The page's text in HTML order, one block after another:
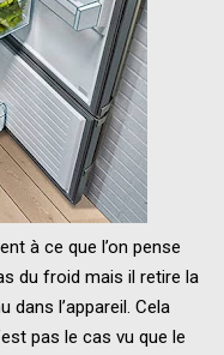
à ce que l’on pense
du froid mais il retire la
dans l’appareil. Cela
pas le cas vu que le